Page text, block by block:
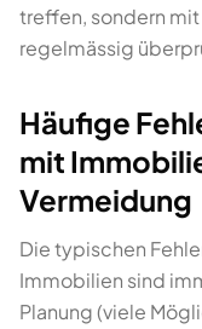
treffen, sondern
regelmässig
Häufige
mit
Vermeidung
Die typischen
Immobilien sind
Planung (viele